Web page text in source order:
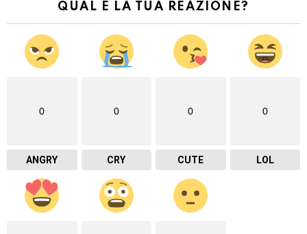
QUAL È LA TUA REAZIONE?
0
ANGRY
0
CRY
0
CUTE
0
LOL